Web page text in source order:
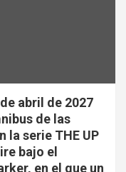
abril de 2027
de las
la serie THE UP
bajo el
en el que un